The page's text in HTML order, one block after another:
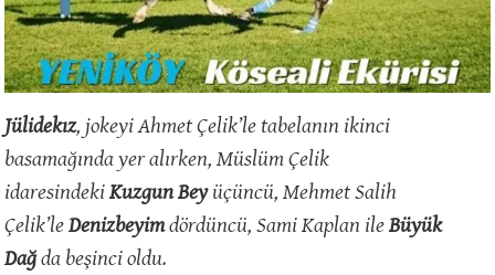
Jülidekız, jokeyi Ahmet Çelik’le tabelanın ikinci
basamağında yer alırken, Müslüm Çelik
idaresindekiKuzgun Beyüçüncü, Mehmet Salih
Çelik’leDenizbeyimdördüncü, Sami Kaplan ileBüyük
Dağda beşinci oldu.